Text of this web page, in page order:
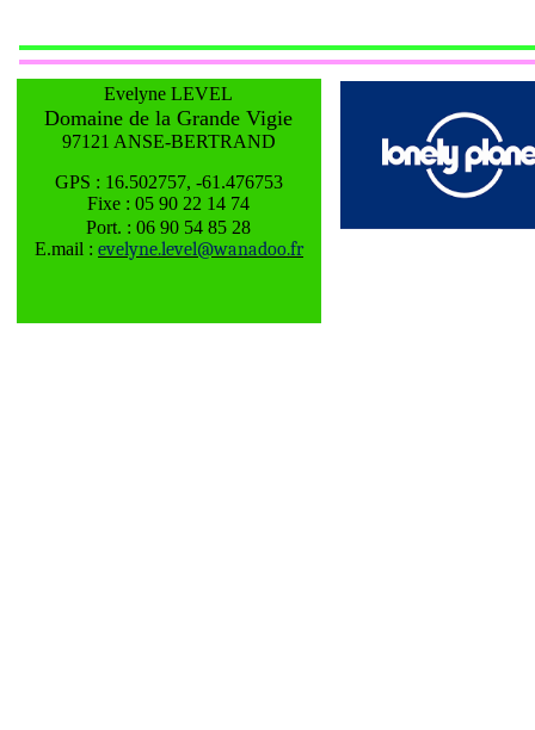
Evelyne LEVEL
Domaine de la Grande Vigie
97121 ANSE-BERTRAND
GPS : 16.502757, -61.476753
Fixe : 05 90 22 14 74
Port. : 06 90 54 85 28
E.mail : evelyne.level@wanadoo.fr